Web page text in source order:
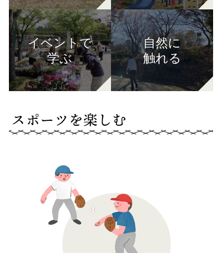
イベントで
学ぶ
自然に
触れる
スポーツを楽しむ